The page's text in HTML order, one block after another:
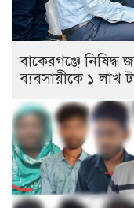
বাকেরগঞ্জে নিষিদ্ধ
ব্যবসায়ীকে ১ লাখ